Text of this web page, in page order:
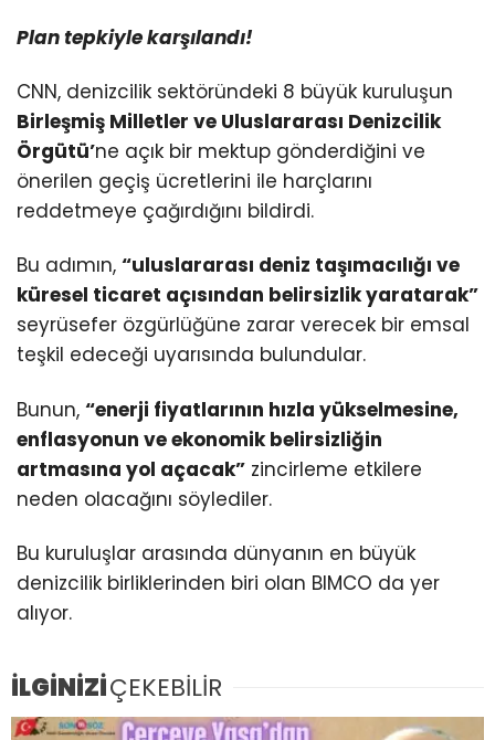
Plan tepkiyle karşılandı!
CNN, denizcilik sektöründeki 8 büyük kuruluşun
Birleşmiş Milletler ve Uluslararası Denizcilik
Örgütü’ne açık bir mektup gönderdiğini ve
önerilen geçiş ücretlerini ile harçlarını
reddetmeye çağırdığını bildirdi.
Bu adımın, “uluslararası deniz taşımacılığı ve
küresel ticaret açısından belirsizlik yaratarak”
seyrüsefer özgürlüğüne zarar verecek bir emsal
teşkil edeceği uyarısında bulundular.
Bunun, “enerji fiyatlarının hızla yükselmesine,
enflasyonun ve ekonomik belirsizliğin
artmasına yol açacak” zincirleme etkilere
neden olacağını söylediler.
Bu kuruluşlar arasında dünyanın en büyük
denizcilik birliklerinden biri olan BIMCO da yer
alıyor.
İLGİNİZİÇEKEBİLİR